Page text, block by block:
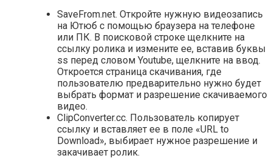
SaveFrom.net. Откройте нужную видеозапись
на Ютюб с помощью браузера на телефоне
или ПК. В поисковой строке щелкните на
ссылку ролика и измените ее, вставив буквы
ss перед словом Youtube, щелкните на ввод.
Откроется страница скачивания, где
пользователю предварительно нужно будет
выбрать формат и разрешение скачиваемого
видео.
ClipConverter.cc. Пользователь копирует
ссылку и вставляет ее в поле «URL to
Download», выбирает нужное разрешение и
закачивает ролик.